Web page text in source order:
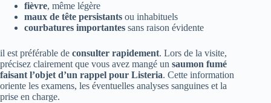
fièvre, même légère
maux de tête persistants ou inhabituels
courbatures importantes sans raison évidente
il est préférable de consulter rapidement. Lors de la visite,
précisez clairement que vous avez mangé un saumon fumé
faisant l’objet d’un rappel pour Listeria. Cette information
oriente les examens, les éventuelles analyses sanguines et la
prise en charge.